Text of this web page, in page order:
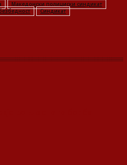
Македонски полициски синдикат
Синдикат